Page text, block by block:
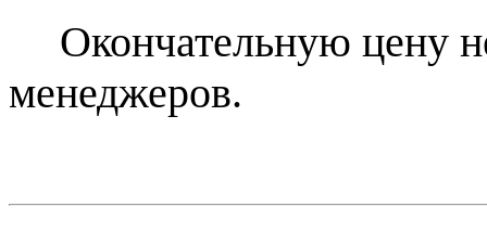
Окончательную цену
менеджеров.